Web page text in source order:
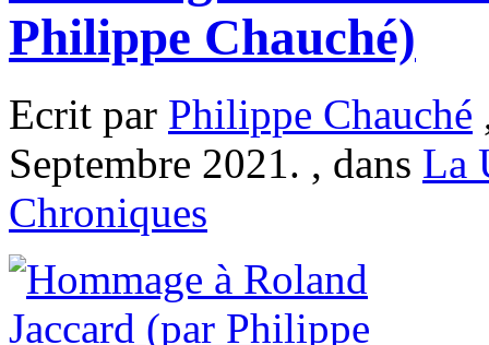
Philippe Chauché)
Ecrit par Philippe Chauché
Septembre 2021. , dans La
Chroniques